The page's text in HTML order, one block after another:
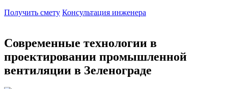
Получить смету Консультация инженера
Современные технологии в
проектировании промышленной
вентиляции в Зеленограде